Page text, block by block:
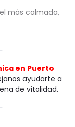
más calmada,
en Puerto
ayudarte a
de vitalidad.